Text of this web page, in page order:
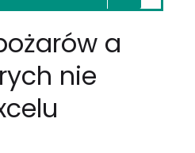
a
nie